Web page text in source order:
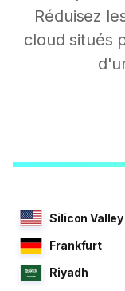
Réduisez
cloud situés
Silicon Valley
Frankfurt
Riyadh